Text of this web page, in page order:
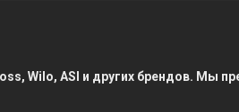
Wilo, ASI и других брендов. Мы